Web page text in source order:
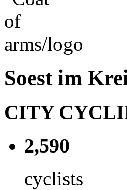
Soest im
CITY
2,590
cyclists